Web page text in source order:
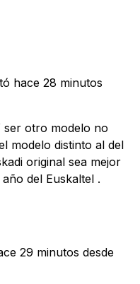
hace 28 minutos
ser otro modelo no
modelo distinto al del
original sea mejor
del Euskaltel .
29 minutos desde